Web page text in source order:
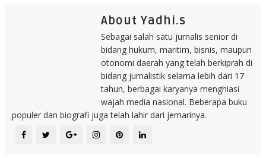
About Yadhi.s
Sebagai salah satu jurnalis senior di
bidang hukum, maritim, bisnis, maupun
otonomi daerah yang telah berkiprah di
bidang jurnalistik selama lebih dari 17
tahun, berbagai karyanya menghiasi
wajah media nasional. Beberapa buku
populer dan biografi juga telah lahir dari jemarinya.